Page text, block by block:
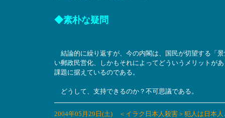
◆素朴な疑問
結論的に繰り返すが、今の内閣は、国民が切望する「
い郵政民営化、しかもそれによってどういうメリットが
課題に据えているのである。
どうして、支持できるのか？不可思議である。
2004年05月29日(土) ＜イラク日本人殺害＞犯人は日本